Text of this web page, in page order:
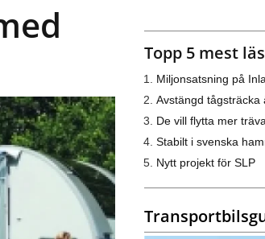
Topp 5 mest
Miljonsatsning på
Avstängd tågsträcka
De vill flytta mer
Stabilt i svenska
Nytt projekt för SLP